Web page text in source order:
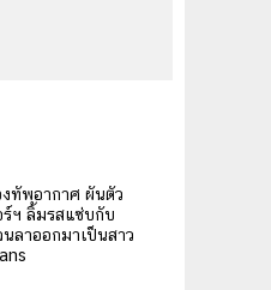
งทัพอากาศ ผันตัว
ร์ฯ ลิ้มรสแซ่บกับ
ลาออกมาเป็นสาว